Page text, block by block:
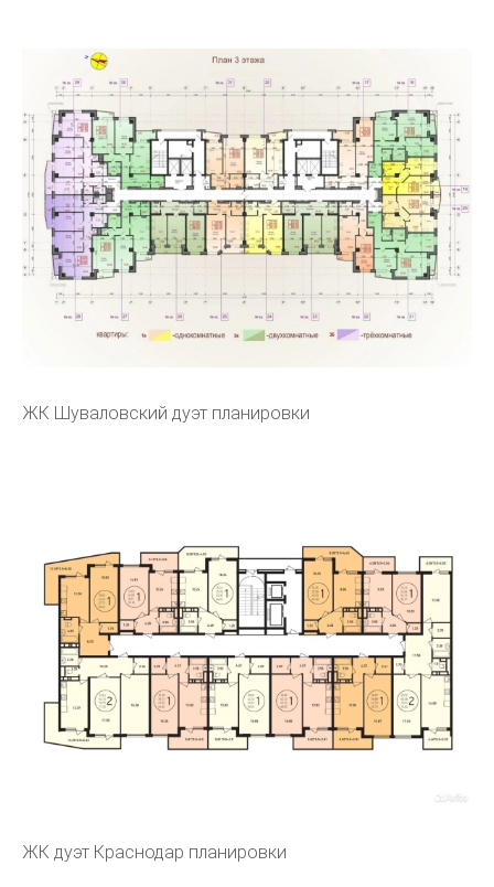
ЖК Шуваловский дуэт планировки
ЖК дуэт Краснодар планировки